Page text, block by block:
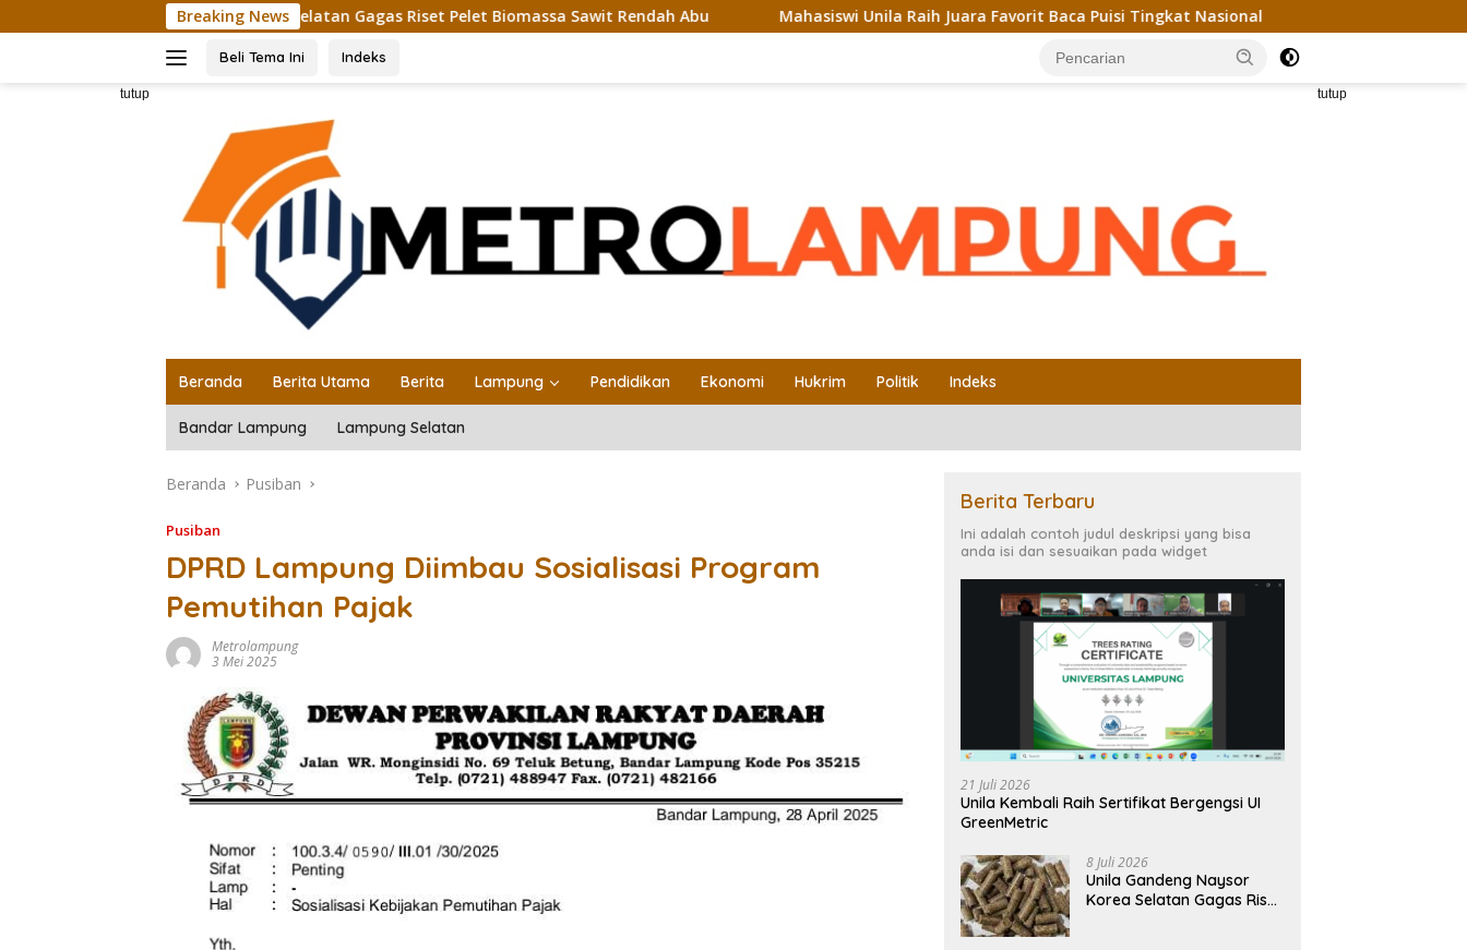
ke
Breaking News
Gandeng Naysor Korea Selatan Gagas Riset Pelet Biomassa Sawit Rendah Abu Mahasiswi Unila Raih Juara Favorit Baca Puisi Tingkat Nasional Unila dan Universiti
Beli Tema Ini Indeks
tutup tutup
Beranda Berita Utama Berita Lampung Pendidikan Ekonomi Hukrim Politik Indeks
Bandar Lampung Lampung Selatan
Beranda Pusiban
Pusiban
DPRD Lampung Diimbau Sosialisasi Program
Pemutihan Pajak
Metrolampung
3 Mei 2025
Berita Terbaru
Ini adalah contoh judul deskripsi yang bisa
anda isi dan sesuaikan pada widget
21 Juli 2026
Unila Kembali Raih Sertifikat Bergengsi UI
GreenMetric
8 Juli 2026
Unila Gandeng Naysor
Korea Selatan Gagas Riset